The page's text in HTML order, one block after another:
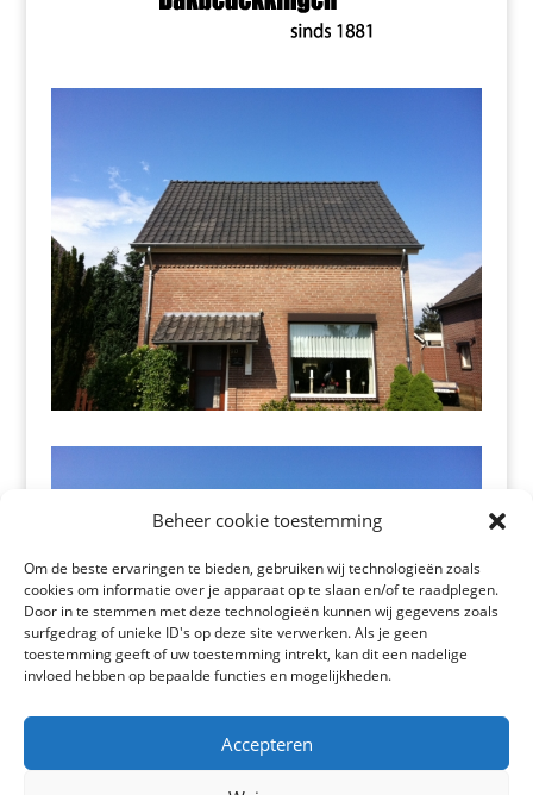
Beheer cookie toestemming
Om de beste ervaringen te bieden, gebruiken wij technologieën zoals
cookies om informatie over je apparaat op te slaan en/of te raadplegen.
Door in te stemmen met deze technologieën kunnen wij gegevens zoals
surfgedrag of unieke ID's op deze site verwerken. Als je geen
toestemming geeft of uw toestemming intrekt, kan dit een nadelige
invloed hebben op bepaalde functies en mogelijkheden.
Accepteren